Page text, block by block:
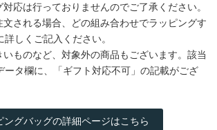
応は行っておりませんのでご了承ください。
される場合、どの組み合わせでラッピングす
しくご記入ください。
ものなど、対象外の商品もございます。該当
ータ欄に、「ギフト対応不可」の記載がござ
ングバッグの詳細ページはこちら